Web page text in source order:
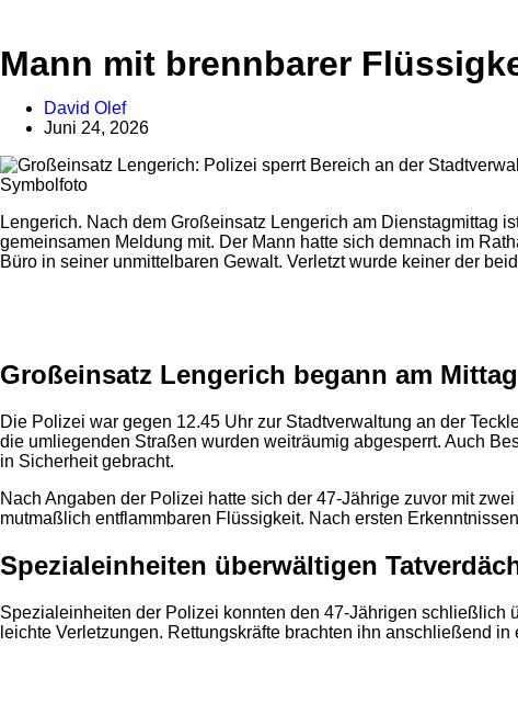
Mann mit brennbarer
David Olef
Juni 24, 2026
Symbolfoto
Lengerich. Nach dem Großeinsatz Lengerich am Dienstagmittag
gemeinsamen Meldung mit. Der Mann hatte sich demnach im
Büro in seiner unmittelbaren Gewalt. Verletzt wurde keiner der
Großeinsatz Lengerich begann am
Die Polizei war gegen 12.45 Uhr zur Stadtverwaltung an der
die umliegenden Straßen wurden weiträumig abgesperrt. Auch
in Sicherheit gebracht.
Nach Angaben der Polizei hatte sich der 47-Jährige zuvor mit
mutmaßlich entflammbaren Flüssigkeit. Nach ersten
Spezialeinheiten überwältigen
Spezialeinheiten der Polizei konnten den 47-Jährigen schließlich
leichte Verletzungen. Rettungskräfte brachten ihn anschließend in